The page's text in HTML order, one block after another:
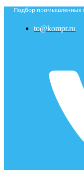
Подбор промышленных
to@kompr.ru